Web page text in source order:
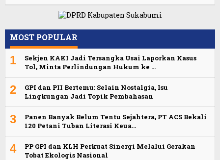
MOST POPULAR
1
Sekjen KAKI Jadi Tersangka Usai Laporkan Kasus
Tol, Minta Perlindungan Hukum ke …
2
GPI dan PII Bertemu: Selain Nostalgia, Isu
Lingkungan Jadi Topik Pembahasan
3
Panen Banyak Belum Tentu Sejahtera, PT ACS Bekali
120 Petani Tuban Literasi Keua…
4
PP GPI dan KLH Perkuat Sinergi Melalui Gerakan
Tobat Ekologis Nasional